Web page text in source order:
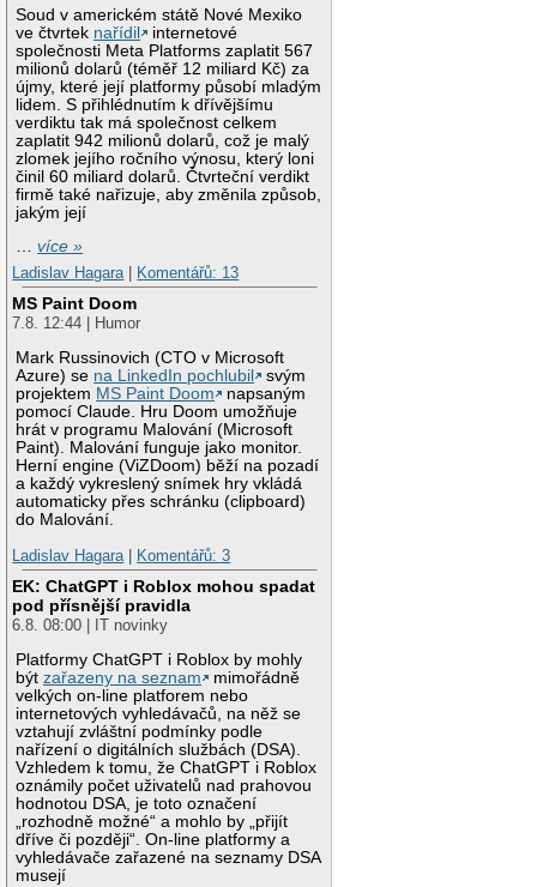
Soud v americkém státě Nové Mexiko
ve čtvrtek nařídil
internetové
společnosti Meta Platforms zaplatit 567
milionů dolarů (téměř 12 miliard Kč) za
újmy, které její platformy působí mladým
lidem. S přihlédnutím k dřívějšímu
verdiktu tak má společnost celkem
zaplatit 942 milionů dolarů, což je malý
zlomek jejího ročního výnosu, který loni
činil 60 miliard dolarů. Čtvrteční verdikt
firmě také nařizuje, aby změnila způsob,
jakým její
…více »
Ladislav Hagara
Komentářů: 13
MS Paint Doom
7.8. 12:44 | Humor
Mark Russinovich (CTO v Microsoft
Azure) se na LinkedIn pochlubil
svým
projektem MS Paint Doom
napsaným
pomocí Claude. Hru Doom umožňuje
hrát v programu Malování (Microsoft
Paint). Malování funguje jako monitor.
Herní engine (ViZDoom) běží na pozadí
a každý vykreslený snímek hry vkládá
automaticky přes schránku (clipboard)
do Malování.
Ladislav Hagara
Komentářů: 3
EK: ChatGPT i Roblox mohou spadat
pod přísnější pravidla
6.8. 08:00 | IT novinky
Platformy ChatGPT i Roblox by mohly
býtzařazeny na seznam
mimořádně
velkých on-line platforem nebo
internetových vyhledávačů, na něž se
vztahují zvláštní podmínky podle
nařízení o digitálních službách (DSA).
Vzhledem k tomu, že ChatGPT i Roblox
oznámily počet uživatelů nad prahovou
hodnotou DSA, je toto označení
„rozhodně možné“ a mohlo by „přijít
dříve či později“. On-line platformy a
vyhledávače zařazené na seznamy DSA
musejí